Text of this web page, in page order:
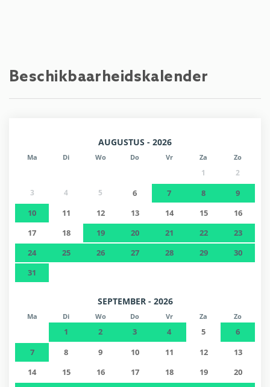
Beschikbaarheidskalender
AUGUSTUS - 2026
Ma Di Wo Do Vr Za Zo
1
2
3
4 5 6 7 8
9
10
11 12 13 14 15
16
17
18 19 20 21 22
23
24
25 26 27 28 29
30
31
SEPTEMBER - 2026
Ma Di Wo Do Vr Za Zo
1 2 3 4 5
6
7
8 9 10 11 12
13
14
15 16 17 18 19
20